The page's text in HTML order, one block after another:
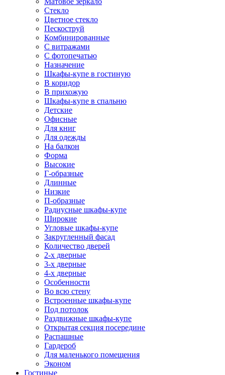
Стекло
Цветное стекло
Пескоструй
Комбинированные
С витражами
С фотопечатью
Назначение
Шкафы-купе в гостиную
В коридор
В прихожую
Шкафы-купе в спальню
Детские
Офисные
Для книг
Для одежды
На балкон
Форма
Высокие
Г-образные
Длинные
Низкие
П-образные
Радиусные шкафы-купе
Широкие
Угловые шкафы-купе
Закругленный фасад
Количество дверей
2-х дверные
3-х дверные
4-х дверные
Особенности
Во всю стену
Встроенные шкафы-купе
Под потолок
Раздвижные шкафы-купе
Открытая секция посередине
Распашные
Гардероб
Для маленького помещения
Эконом
Гостиные